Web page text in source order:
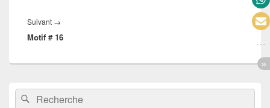
Suivant →
suivant :
Motif # 16
Zone
principale
Recherche :Rechercher